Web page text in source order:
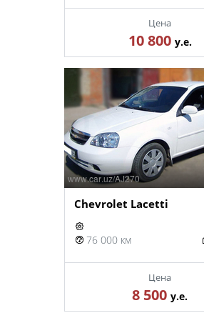
Цена
10 800 у.е.
Chevrolet Lacetti
76 000 км
Цена
8 500 у.е.